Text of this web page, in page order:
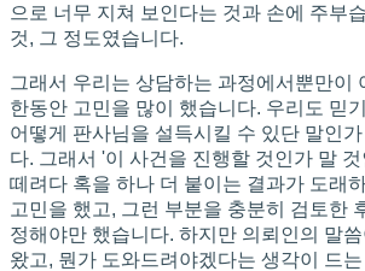
으로 너무 지쳐 보인다는 것과 손에 주부
것, 그 정도였습니다.
그래서 우리는 상담하는 과정에서뿐만이
한동안 고민을 많이 했습니다. 우리도 믿
어떻게 판사님을 설득시킬 수 있단 말인
다. 그래서 '이 사건을 진행할 것인가 말
떼려다 혹을 하나 더 붙이는 결과가 도래
고민을 했고, 그런 부분을 충분히 검토한
정해야만 했습니다. 하지만 의뢰인의 말
왔고, 뭔가 도와드려야겠다는 생각이 드